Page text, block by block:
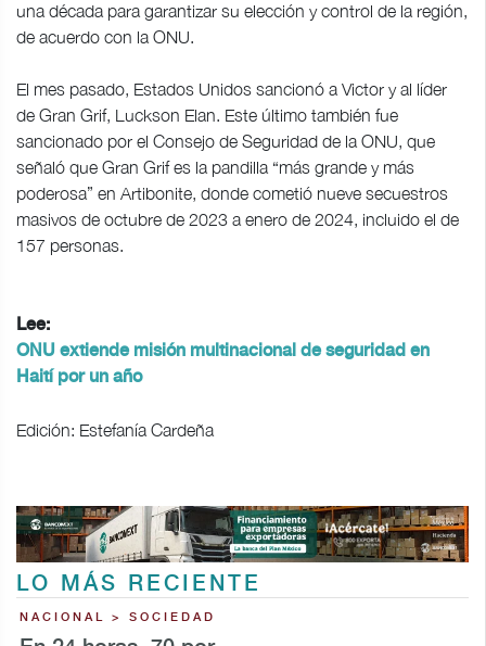
una década para garantizar su elección y control de la región,
de acuerdo con la ONU.
El mes pasado, Estados Unidos sancionó a Victor y al líder
de Gran Grif, Luckson Elan. Este último también fue
sancionado por el Consejo de Seguridad de la ONU, que
señaló que Gran Grif es la pandilla “más grande y más
poderosa” en Artibonite, donde cometió nueve secuestros
masivos de octubre de 2023 a enero de 2024, incluido el de
157 personas.
Lee:
ONU extiende misión multinacional de seguridad en
Haití por un año
Edición: Estefanía Cardeña
LO MÁS RECIENTE
NACIONAL > SOCIEDAD